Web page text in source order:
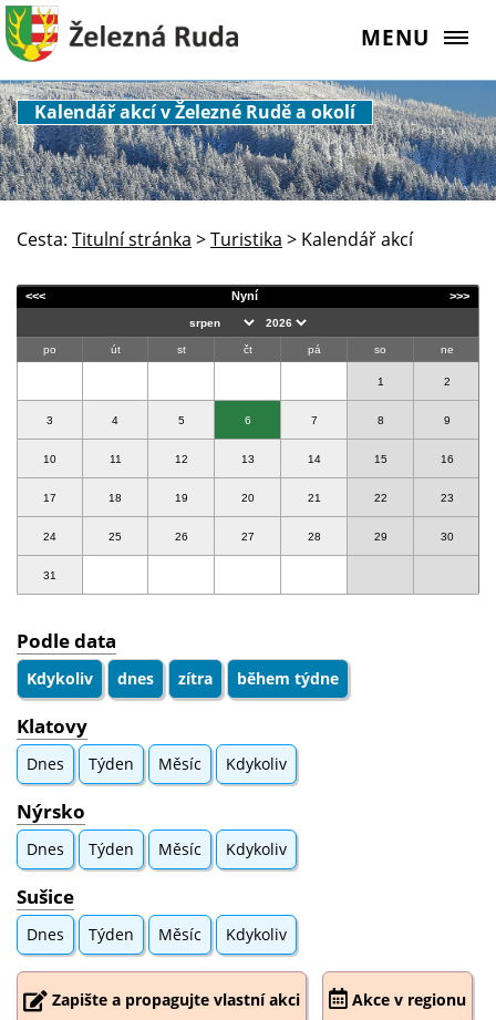
MENU
Kalendář akcí v Železné Rudě a okolí
Cesta: Titulní stránka >Turistika > Kalendář akcí
<<< Nyní >>>
po út st čt pá so ne
1 2
3 4 5 6 7 8 9
10 11 12 13 14 15 16
17 18 19 20 21 22 23
24 25 26 27 28 29 30
31
Podle data
Kdykoliv dnes zítra během týdne
Klatovy
Dnes Týden Měsíc Kdykoliv
Nýrsko
Dnes Týden Měsíc Kdykoliv
Sušice
Dnes Týden Měsíc Kdykoliv
Zapište a propagujte vlastní akci Akce v regionu